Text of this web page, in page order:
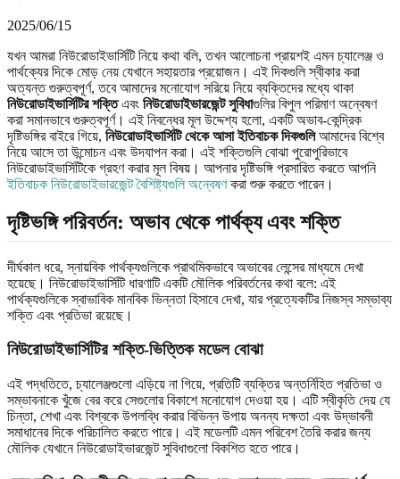
2025/06/15
যখন আমরা নিউরোডাইভার্সিটি নিয়ে কথা বলি, তখন আলোচনা প্রায়শই এমন চ্যালেঞ্জ ও
পার্থক্যের দিকে মোড় নেয় যেখানে সহায়তার প্রয়োজন। এই দিকগুলি স্বীকার করা
অত্যন্ত গুরুত্বপূর্ণ, তবে আমাদের মনোযোগ সরিয়ে নিয়ে ব্যক্তিদের মধ্যে থাকা
নিউরোডাইভার্সিটির শক্তিএবং নিউরোডাইভারজেন্ট সুবিধাগুলির বিপুল পরিমাণ অন্বেষণ
করা সমানভাবে গুরুত্বপূর্ণ। এই নিবন্ধের মূল উদ্দেশ্য হলো, একটি অভাব-কেন্দ্রিক
দৃষ্টিভঙ্গির বাইরে গিয়ে, নিউরোডাইভার্সিটি থেকে আসা ইতিবাচক দিকগুলিআমাদের বিশ্বে
নিয়ে আসে তা উন্মোচন এবং উদযাপন করা। এই শক্তিগুলি বোঝা পুরোপুরিভাবে
নিউরোডাইভার্সিটিকে গ্রহণ করার মূল বিষয়। আপনার দৃষ্টিভঙ্গি প্রসারিত করতে আপনি
ইতিবাচক নিউরোডাইভারজেন্ট বৈশিষ্ট্যগুলি অন্বেষণকরা শুরু করতে পারেন।
দৃষ্টিভঙ্গি পরিবর্তন: অভাব থেকে পার্থক্য এবং শক্তি
দীর্ঘকাল ধরে, স্নায়বিক পার্থক্যগুলিকে প্রাথমিকভাবে অভাবের লেন্সের মাধ্যমে দেখা
হয়েছে। নিউরোডাইভার্সিটি ধারণাটি একটি মৌলিক পরিবর্তনের কথা বলে: এই
পার্থক্যগুলিকে স্বাভাবিক মানবিক ভিন্নতা হিসাবে দেখা, যার প্রত্যেকটির নিজস্ব সম্ভাব্য
শক্তি এবং প্রতিভা রয়েছে।
নিউরোডাইভার্সিটির শক্তি-ভিত্তিক মডেল বোঝা
এই পদ্ধতিতে, চ্যালেঞ্জগুলো এড়িয়ে না গিয়ে, প্রতিটি ব্যক্তির অন্তর্নিহিত প্রতিভা ও
সম্ভাবনাকে খুঁজে বের করে সেগুলোর বিকাশে মনোযোগ দেওয়া হয়। এটি স্বীকৃতি দেয় যে
চিন্তা, শেখা এবং বিশ্বকে উপলব্ধি করার বিভিন্ন উপায় অনন্য দক্ষতা এবং উদ্ভাবনী
সমাধানের দিকে পরিচালিত করতে পারে। এই মডেলটি এমন পরিবেশ তৈরি করার জন্য
মৌলিক যেখানে নিউরোডাইভারজেন্ট সুবিধাগুলো বিকশিত হতে পারে।